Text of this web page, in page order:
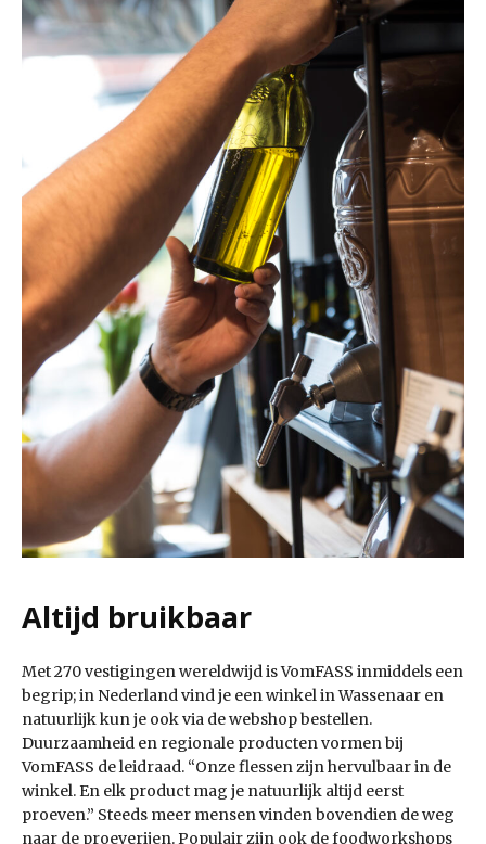
Altijd bruikbaar
Met 270 vestigingen wereldwijd is VomFASS inmiddels een
begrip; in Nederland vind je een winkel in Wassenaar en
natuurlijk kun je ook via de webshop bestellen.
Duurzaamheid en regionale producten vormen bij
VomFASS de leidraad. “Onze flessen zijn hervulbaar in de
winkel. En elk product mag je natuurlijk altijd eerst
proeven.” Steeds meer mensen vinden bovendien de weg
naar de proeverijen. Populair zijn ook de foodworkshops